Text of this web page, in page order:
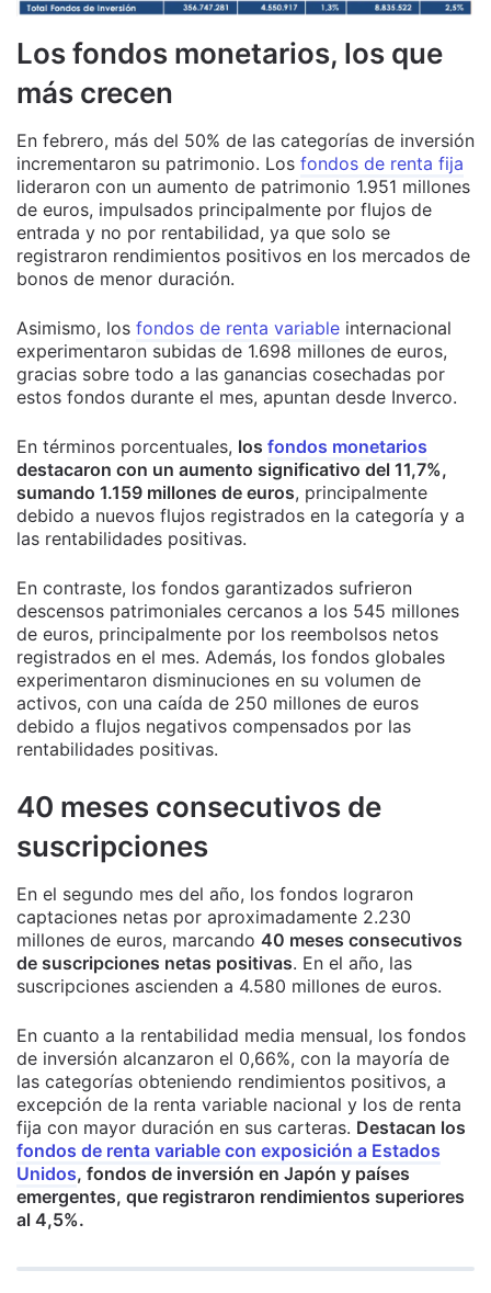
Los fondos monetarios, los que
más crecen
En febrero, más del 50% de las categorías de inversión
incrementaron su patrimonio. Los fondos de renta fija
lideraron con un aumento de patrimonio 1.951 millones
de euros, impulsados principalmente por flujos de
entrada y no por rentabilidad, ya que solo se
registraron rendimientos positivos en los mercados de
bonos de menor duración.
Asimismo, los fondos de renta variable internacional
experimentaron subidas de 1.698 millones de euros,
gracias sobre todo a las ganancias cosechadas por
estos fondos durante el mes, apuntan desde Inverco.
En términos porcentuales, los fondos monetarios
destacaron con un aumento significativo del 11,7%,
sumando 1.159 millones de euros, principalmente
debido a nuevos flujos registrados en la categoría y a
las rentabilidades positivas.
En contraste, los fondos garantizados sufrieron
descensos patrimoniales cercanos a los 545 millones
de euros, principalmente por los reembolsos netos
registrados en el mes. Además, los fondos globales
experimentaron disminuciones en su volumen de
activos, con una caída de 250 millones de euros
debido a flujos negativos compensados por las
rentabilidades positivas.
40 meses consecutivos de
suscripciones
En el segundo mes del año, los fondos lograron
captaciones netas por aproximadamente 2.230
millones de euros, marcando 40 meses consecutivos
de suscripciones netas positivas. En el año, las
suscripciones ascienden a 4.580 millones de euros.
En cuanto a la rentabilidad media mensual, los fondos
de inversión alcanzaron el 0,66%, con la mayoría de
las categorías obteniendo rendimientos positivos, a
excepción de la renta variable nacional y los de renta
fija con mayor duración en sus carteras. Destacan los
fondos de renta variable con exposición a Estados
Unidos, fondos de inversión en Japón y países
emergentes, que registraron rendimientos superiores
al 4,5%.